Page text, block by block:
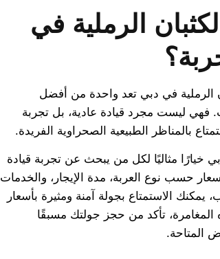
الرملية في
الرملية في دبي تعد واحدة من أفضل
فهي ليست مجرد قيادة عادية، بل تجربة
بالمناظر الطبيعية الصحراوية الفريدة.
خيارًا مثاليًا لكل من يبحث عن تجربة قيادة
حسب نوع العربة، مدة الإيجار، والخدمات
يمكنك الاستمتاع بجولة آمنة ومثيرة بأسعار
تأكد من حجز جولتك مسبقًا
المتاحة.